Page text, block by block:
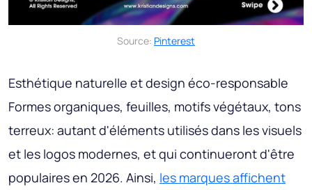
Source: Pinterest
Esthétique naturelle et design éco-responsable
Formes organiques, feuilles, motifs végétaux, tons
terreux: autant d'éléments utilisés dans les visuels
et les logos modernes, et qui continueront d'être
populaires en 2026. Ainsi, les marques affichent